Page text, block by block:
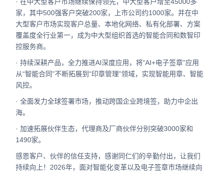
家，其中500强客户突破200家，上市公司约1000家。 并在中
大型客户市场实现客户总量、本地化网络、私有化部署、方案
覆盖度全行业第一，成为中大型组织首选的智能合同和数智印
控服务商。
· 持续深耕产品，全力推进AI深度应用，将“AI+电子签章”应用
从“智能合同”不断拓展到“印章管理”领域，实现智能用章、智能
风控。
· 全面发力全球签署市场，推动跨国企业跨境签，助力中企出
海。
· 加速拓展伙伴生态，代理商及厂商伙伴分别突破3000家和
1490家。
感恩客户、伙伴的信任支持，感谢同仁们的辛勤付出，让我们
持续向上！ 2026年，面对智能化变革以及电子签章市场继续向